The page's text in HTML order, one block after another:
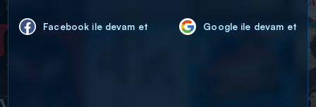
Facebook ile devam et Google ile devam et